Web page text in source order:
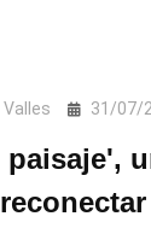
31/07/
paisaje',